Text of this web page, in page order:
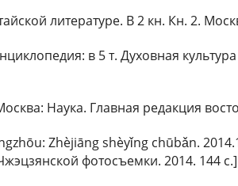
литературе. В 2 кн. Кн. 2.
в 5 т. Духовная
Наука. Главная редакция
Zhèjiāng shèyǐng chūbǎn.
фотосъемки. 2014. 144